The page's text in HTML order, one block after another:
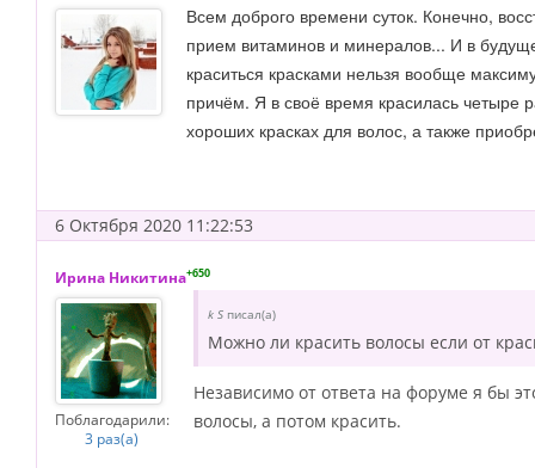
Всем доброго времени суток. Конечно,
прием витаминов и минералов... И в
краситься красками нельзя вообще
причём. Я в своё время красилась
хороших красках для волос, а также
6 Октября 2020 11:22:53
Ирина Никитина+650
Поблагодарили:
3 раз(а)
k S писал(а)
Можно ли красить волосы если от
Независимо от ответа на форуме я бы
волосы, а потом красить.